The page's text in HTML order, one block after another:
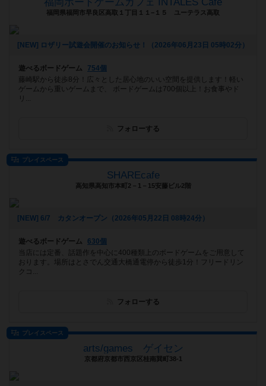
福岡県福岡市早良区高取１丁目１１−１５ ユーテラス高取
[NEW] ロザリー試遊会開催のお知らせ！（2026年06月23日 05時02分）
遊べるボードゲーム
754個
藤崎駅から徒歩8分！広々とした居心地のいい空間を提供します！軽い
ゲームから重いゲームまで、 ボードゲームは700個以上！お食事やド
リ...
フォローする
プレイスペース
SHAREcafe
高知県高知市本町2－1－15安藤ビル2階
[NEW] 6/7 カタンオープン（2026年05月22日 08時24分）
遊べるボードゲーム
630個
当店には定番、話題作を中心に400種類上のボードゲームをご用意して
おります。場所はとさでん交通大橋通電停から徒歩1分！フリードリン
クコ...
フォローする
プレイスペース
arts/games ゲイセン
京都府京都市西京区桂南巽町38-1